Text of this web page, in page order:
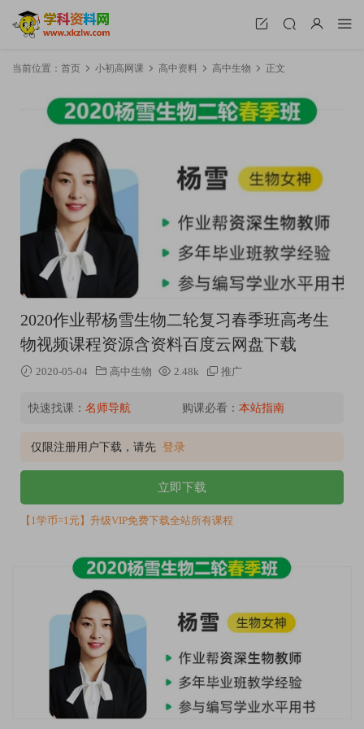
当前位置： 首页 小初高网课 高中资料 高中生物 正文
2020作业帮杨雪生物二轮复习春季班高考生
物视频课程资源含资料百度云网盘下载
2020-05-04 高中生物 2.48k 推广
快速找课： 名师导航 购课必看： 本站指南
仅限注册用户下载，请先 登录
立即下载
【1学币=1元】升级VIP免费下载全站所有课程